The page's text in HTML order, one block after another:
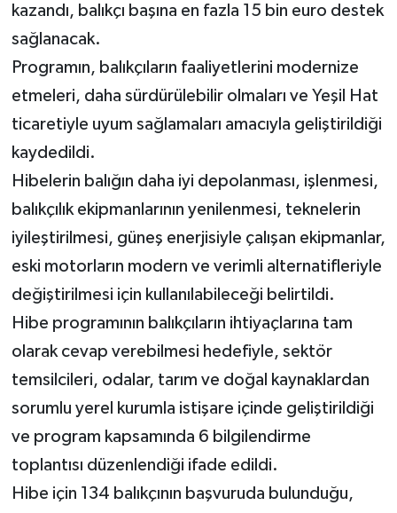
kazandı, balıkçı başına en fazla 15 bin euro destek
sağlanacak.
Programın, balıkçıların faaliyetlerini modernize
etmeleri, daha sürdürülebilir olmaları ve Yeşil Hat
ticaretiyle uyum sağlamaları amacıyla geliştirildiği
kaydedildi.
Hibelerin balığın daha iyi depolanması, işlenmesi,
balıkçılık ekipmanlarının yenilenmesi, teknelerin
iyileştirilmesi, güneş enerjisiyle çalışan ekipmanlar,
eski motorların modern ve verimli alternatifleriyle
değiştirilmesi için kullanılabileceği belirtildi.
Hibe programının balıkçıların ihtiyaçlarına tam
olarak cevap verebilmesi hedefiyle, sektör
temsilcileri, odalar, tarım ve doğal kaynaklardan
sorumlu yerel kurumla istişare içinde geliştirildiği
ve program kapsamında 6 bilgilendirme
toplantısı düzenlendiği ifade edildi.
Hibe için 134 balıkçının başvuruda bulunduğu,
Nöbetçi Eczaneler
ÖZEL HABER
SAĞLIK
SİYASET
TATLISU
TİCARET
YAŞAM